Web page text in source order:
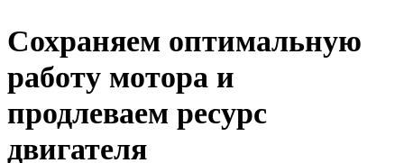
Сохраняем оптимальную
работу мотора и
продлеваем ресурс
двигателя